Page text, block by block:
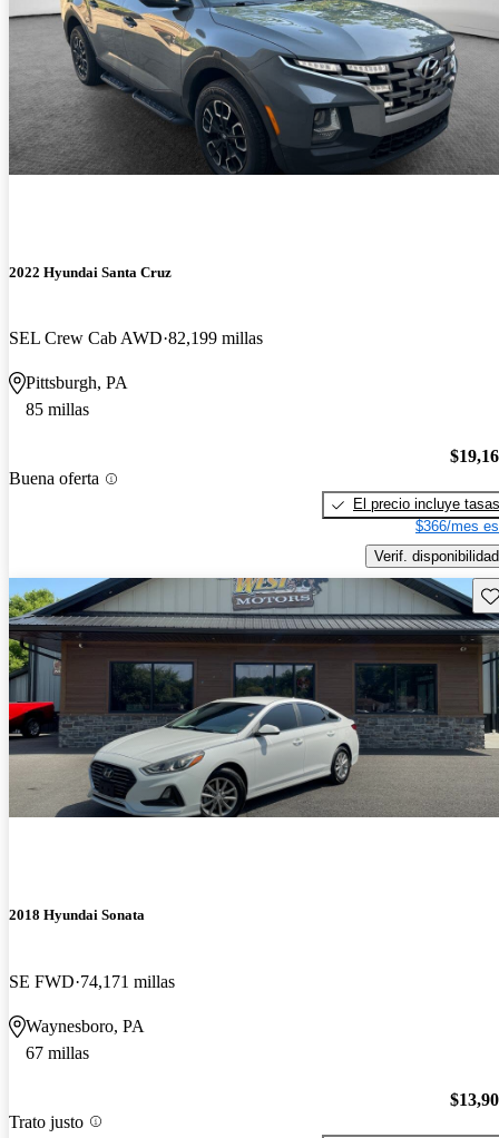
2022 Hyundai Santa Cruz
SEL Crew Cab AWD 82,199 millas
Pittsburgh, PA
85 millas
Buena oferta
El precio incluye tasas
$366/mes
Verif. disponibilidad
2018 Hyundai Sonata
SE FWD 74,171 millas
Waynesboro, PA
67 millas
Trato justo